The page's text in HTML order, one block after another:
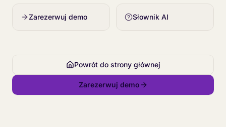
Zarezerwuj demo Słownik AI
Powrót do strony głównej
Zarezerwuj demo